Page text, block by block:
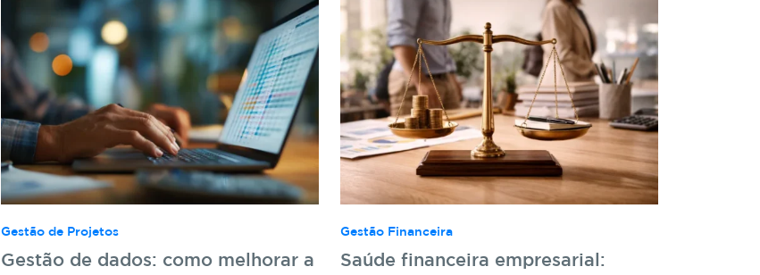
Gestão de Projetos
Gestão de dados: como melhorar a
Gestão Financeira
Saúde financeira empresarial: